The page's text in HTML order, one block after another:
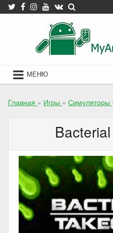
Skip
to
МЕНЮ
Главная » Игры » Симуляторы